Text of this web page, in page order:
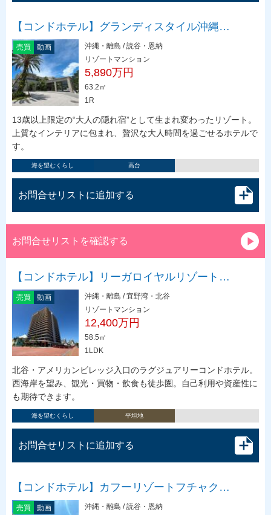
【コンドホテル】グランディスタイル沖縄…
売買 動画
沖縄・離島 / 読谷・恩納
リゾートマンション
5,890万円
63.2㎡
1R
13歳以上限定の“大人の隠れ宿”として生まれ変わったリゾート。
上質なインテリアに包まれ、贅沢な大人時間を過ごせるホテルで
す。
海を望むくらし 高台
お問合せリストに追加する
お問合せリストを確認する
【コンドホテル】リーガロイヤルリゾート…
売買 動画
沖縄・離島 / 宜野湾・北谷
リゾートマンション
12,400万円
58.5㎡
1LDK
北谷・アメリカンビレッジ入口のラグジュアリーコンドホテル。
西海岸を望み、観光・買物・飲食も徒歩圏。自己利用や資産性に
も期待できます。
海を望むくらし 平坦地
お問合せリストに追加する
【コンドホテル】カフーリゾートフチャク…
売買 動画
沖縄・離島 / 読谷・恩納